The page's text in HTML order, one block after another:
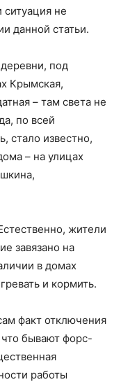
ситуация не
данной статьи.
под
Крымская,
– там света не
по всей
стало известно,
– на улицах
жители
завязано на
в домах
и кормить.
факт отключения
бывают форс-
работы